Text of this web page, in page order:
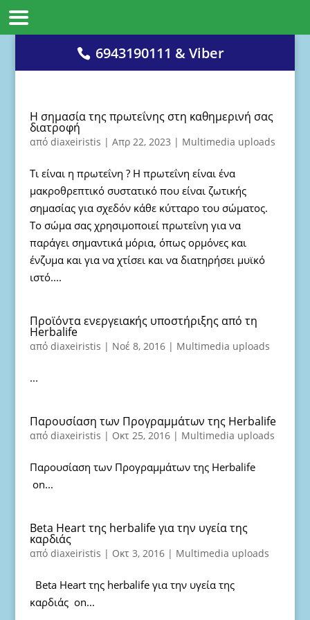
6943190111 & Viber
H σημασία της πρωτεΐνης στη καθημερινή σας
διατροφή
από diaxeiristis | Απρ 22, 2023 | Multimedia uploads
Τι είναι η πρωτεΐνη ? Η πρωτεΐνη είναι ένα
μακροθρεπτικό συστατικό που είναι ζωτικής
σημασίας για σχεδόν κάθε κύτταρο του σώματος.
Το σώμα σας χρησιμοποιεί πρωτεΐνη για να
παράγει σημαντικά μόρια, όπως ορμόνες και
ένζυμα και για να χτίσει και να διατηρήσει μυϊκό
ιστό....
Προϊόντα ενεργειακής υποστήριξης από τη
Herbalife
από diaxeiristis | Νοέ 8, 2016| Multimedia uploads
...
Παρουσίαση των Προγραμμάτων της Ηerbalife
από diaxeiristis | Οκτ 25, 2016| Multimedia uploads
Παρουσίαση των Προγραμμάτων της Herbalife
on...
Beta Heart της herbalife για την υγεία της
καρδιάς
από diaxeiristis | Οκτ 3, 2016| Multimedia uploads
Beta Heart της herbalife για την υγεία της
καρδιάς on...